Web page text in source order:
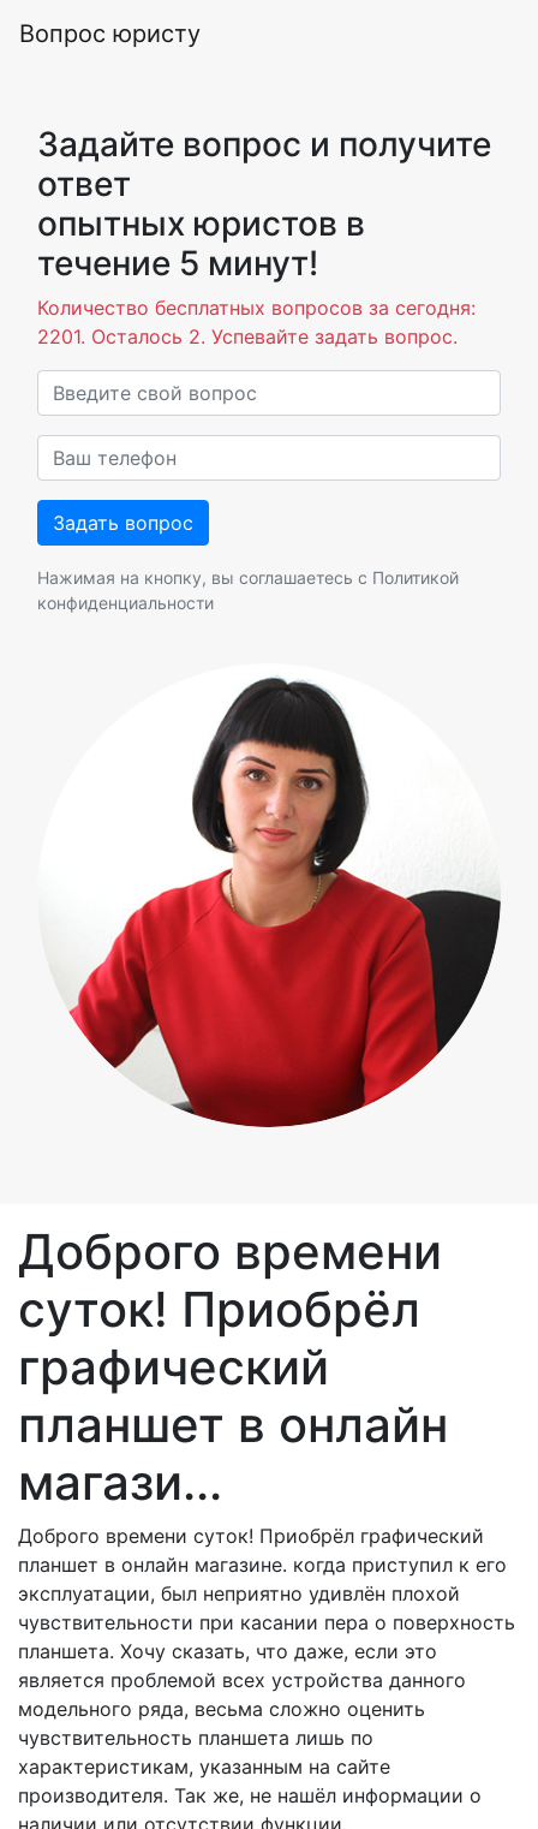
Вопрос юристу
Задайте вопрос и получите
ответ
опытных юристов в
течение 5 минут!
Количество бесплатных вопросов за сегодня:
2201. Осталось 2. Успевайте задать вопрос.
Нажимая на кнопку, вы соглашаетесь с Политикой
конфиденциальности
Доброго времени
суток! Приобрёл
графический
планшет в онлайн
магази...
Доброго времени суток! Приобрёл графический
планшет в онлайн магазине. когда приступил к его
эксплуатации, был неприятно удивлён плохой
чувствительности при касании пера о поверхность
планшета. Хочу сказать, что даже, если это
является проблемой всех устройства данного
модельного ряда, весьма сложно оценить
чувствительность планшета лишь по
характеристикам, указанным на сайте
производителя. Так же, не нашёл информации о
наличии или отсутствии функции